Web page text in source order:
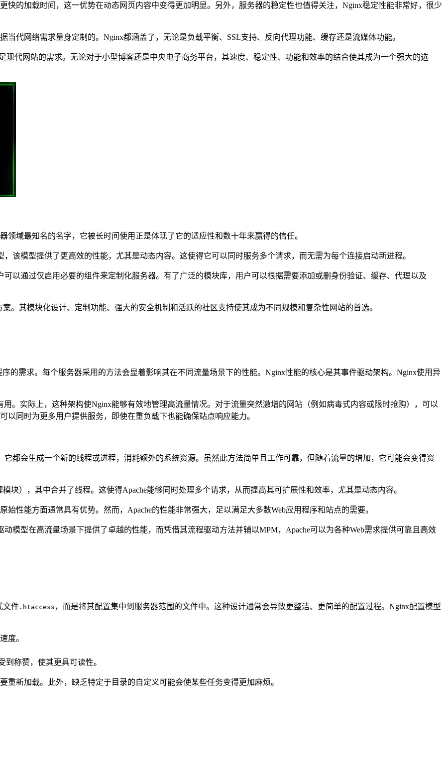
快的加载时间，这一优势在动态网页内容中变得更加明显。另外，服务器的稳定性也值得关注，Nginx稳定性能非常好，很少
代网络需求量身定制的。Nginx都涵盖了，无论是负载平衡、SSL支持、反向代理功能、缓存还是流媒体功能。
现代网站的需求。无论对于小型博客还是中央电子商务平台，其速度、稳定性、功能和效率的结合使其成为一个强大的选
领域最知名的名字，它被长时间使用正是体现了它的适应性和数十年来赢得的信任。
该模型提供了更高效的性能，尤其是动态内容。这使得它可以同时服务多个请求，而无需为每个连接启动新进程。
以通过仅启用必要的组件来定制化服务器。有了广泛的模块库，用户可以根据需要添加或删身份验证、缓存、代理以及
。其模块化设计、定制功能、强大的安全机制和活跃的社区支持使其成为不同规模和复杂性网站的首选。
的需求。每个服务器采用的方法会显着影响其在不同流量场景下的性能。Nginx性能的核心是其事件驱动架构。Nginx使用异
。实际上，这种架构使Nginx能够有效地管理高流量情况。对于流量突然激增的网站（例如病毒式内容或限时抢购），可以
同时为更多用户提供服务，即使在重负载下也能确保站点响应能力。
都会生成一个新的线程或进程，消耗额外的系统资源。虽然此方法简单且工作可靠，但随着流量的增加，它可能会变得资
块），其中合并了线程。这使得Apache能够同时处理多个请求，从而提高其可扩展性和效率，尤其是动态内容。
性能方面通常具有优势。然而，Apache的性能非常强大，足以满足大多数Web应用程序和站点的需要。
模型在高流量场景下提供了卓越的性能，而凭借其流程驱动方法并辅以MPM，Apache可以为各种Web需求提供可靠且高效
文件 .htaccess ，而是将其配置集中到服务器范围的文件中。这种设计通常会导致更整洁、更简单的配置过程。Nginx配置模型
度。
称赞，使其更具可读性。
新加载。此外，缺乏特定于目录的自定义可能会使某些任务变得更加麻烦。